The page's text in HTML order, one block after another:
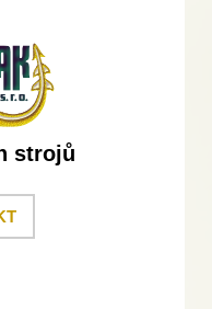
strojů